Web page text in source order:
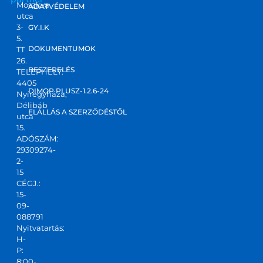
Moszkva
utca
3-
5.
TT
26.
TELEPHELY:
4405
Nyíregyháza,
Délibáb
utca
15.
ADÓSZÁM:
29309274-
2-
15
CÉGJ.:
15-
09-
088791
Nyitvatartás:
H-
P:
ADATVÉDELEM
GY.I.K
DOKUMENTUMOK
BESZERELÉS
DIMOP PLUSZ-1.2.6-24
ELÁLLÁS A SZERZŐDÉSTŐL